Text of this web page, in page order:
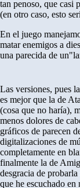
tan penoso, que casi
(en otro caso, esto
En el juego
matar enemigos a
una parecida de
Las versiones, pues
es mejor que la de
(cosa que no haría),
menos dolores de
gráficos de parecen
digitalizaciones de
completamente en
finalmente la de
desgracia de
que he escuchado